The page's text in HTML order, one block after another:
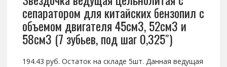
сепаратором для китайских бензопил с
объемом двигателя 45см3, 52см3 и
58см3 (7 зубьев, под шаг 0,325″)
194.43 руб. Остаток на складе 5шт. Данная ведущая